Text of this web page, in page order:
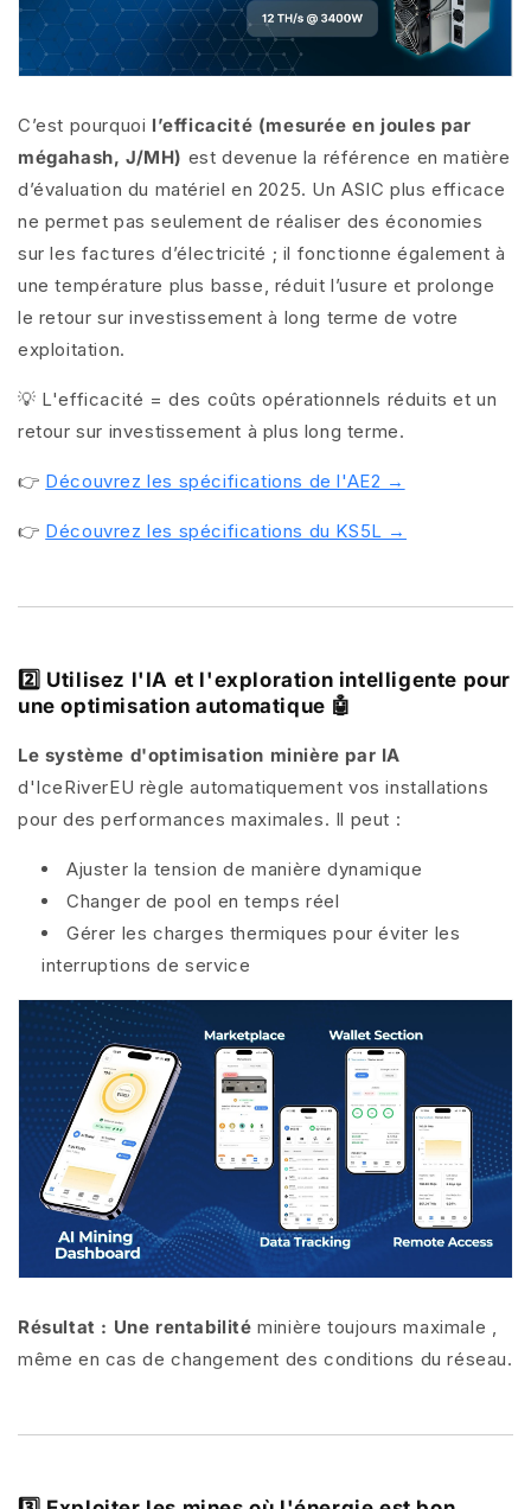
C’est pourquoi l’efficacité (mesurée en joules par
mégahash, J/MH) est devenue la référence en matière
d’évaluation du matériel en 2025. Un ASIC plus efficace
ne permet pas seulement de réaliser des économies
sur les factures d’électricité ; il fonctionne également à
une température plus basse, réduit l’usure et prolonge
le retour sur investissement à long terme de votre
exploitation.
💡 L'efficacité = des coûts opérationnels réduits et un
retour sur investissement à plus long terme.
👉 Découvrez les spécifications de l'AE2 →
👉 Découvrez les spécifications du KS5L →
2️⃣ Utilisez l'IA et l'exploration intelligente pour
une optimisation automatique 🤖
Le système d'optimisation minière par IA
d'IceRiverEU règle automatiquement vos installations
pour des performances maximales. Il peut :
Ajuster la tension de manière dynamique
Changer de pool en temps réel
Gérer les charges thermiques pour éviter les
interruptions de service
Résultat : Une rentabilitéminière toujours maximale ,
même en cas de changement des conditions du réseau.